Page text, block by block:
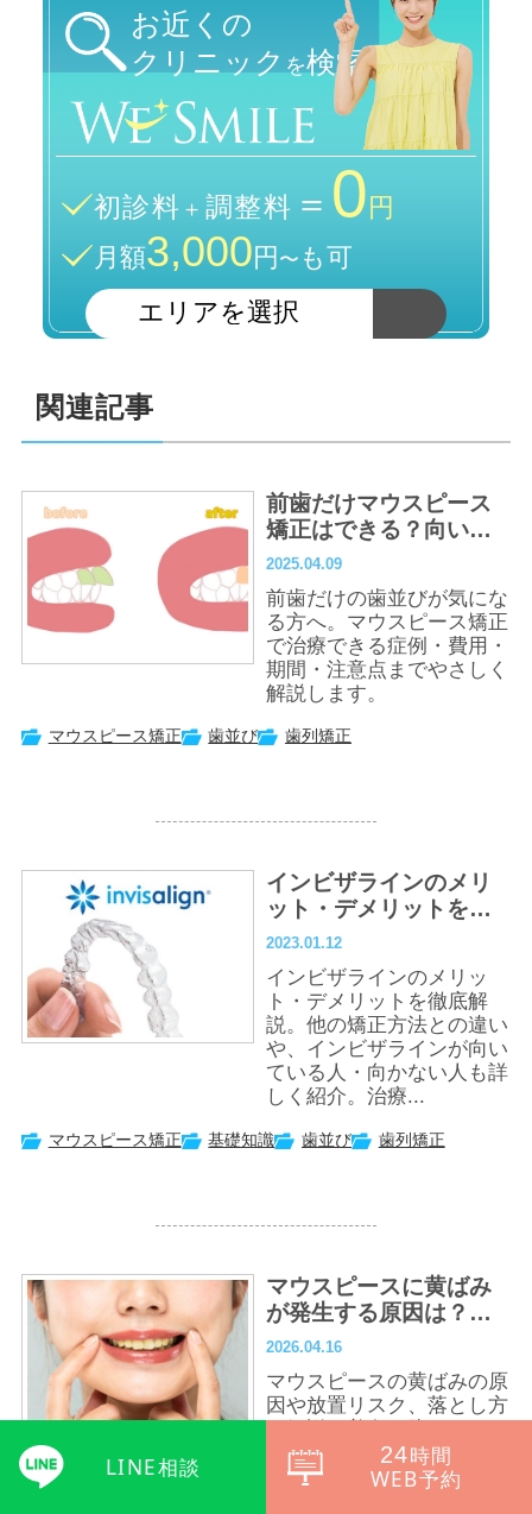
お近くの
クリニック を検索
初診料＋ 調整料 ＝ 0 円
月額3,000円〜 も可
関連記事
前歯だけマウスピース
矯正はできる？向いて
いる人・費用・注意点
2025.04.09
前歯だけの歯並びが気にな
る方へ。マウスピース矯正
で治療できる症例・費用・
期間・注意点までやさしく
解説します。
マウスピース矯正 歯並び 歯列矯正
インビザラインのメリ
ット・デメリットを徹
底解説｜他の矯正方法
2023.01.12
インビザラインのメリッ
ト・デメリットを徹底解
説。他の矯正方法との違い
や、インビザラインが向い
ている人・向かない人も詳
しく紹介。治療...
マウスピース矯正 基礎知識 歯並び 歯列矯正
マウスピースに黄ばみ
が発生する原因は？落
とし方や放置するリス
2026.04.16
マウスピースの黄ばみの原
因や放置リスク、落とし方
習慣や正しいケア方法も紹
介し、清潔に保つポイント
LINE相談 24時間
WEB予約